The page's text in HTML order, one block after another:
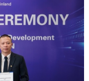
nền móng vững chắc
diện tại quốc gia vạn